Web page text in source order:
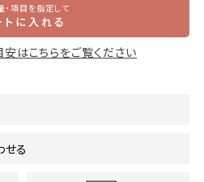
・項目を指定して
トに入れる
はこちらをご覧ください
せる